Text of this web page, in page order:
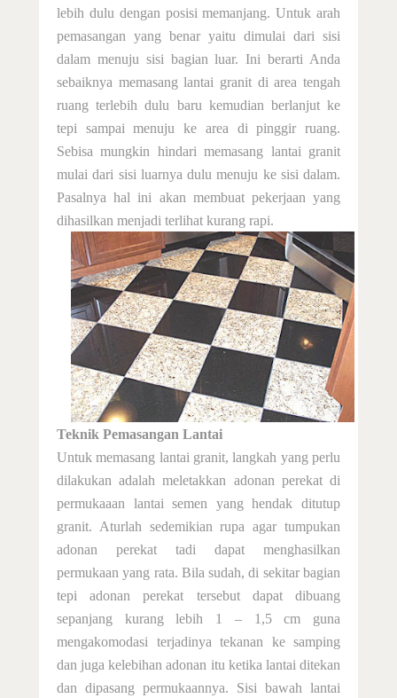
lebih dulu dengan posisi memanjang. Untuk arah
pemasangan yang benar yaitu dimulai dari sisi
dalam menuju sisi bagian luar. Ini berarti Anda
sebaiknya memasang lantai granit di area tengah
ruang terlebih dulu baru kemudian berlanjut ke
tepi sampai menuju ke area di pinggir ruang.
Sebisa mungkin hindari memasang lantai granit
mulai dari sisi luarnya dulu menuju ke sisi dalam.
Pasalnya hal ini akan membuat pekerjaan yang
dihasilkan menjadi terlihat kurang rapi.
Teknik Pemasangan Lantai
Untuk memasang lantai granit, langkah yang perlu
dilakukan adalah meletakkan adonan perekat di
permukaaan lantai semen yang hendak ditutup
granit. Aturlah sedemikian rupa agar tumpukan
adonan perekat tadi dapat menghasilkan
permukaan yang rata. Bila sudah, di sekitar bagian
tepi adonan perekat tersebut dapat dibuang
sepanjang kurang lebih 1 – 1,5 cm guna
mengakomodasi terjadinya tekanan ke samping
dan juga kelebihan adonan itu ketika lantai ditekan
dan dipasang permukaannya. Sisi bawah lantai